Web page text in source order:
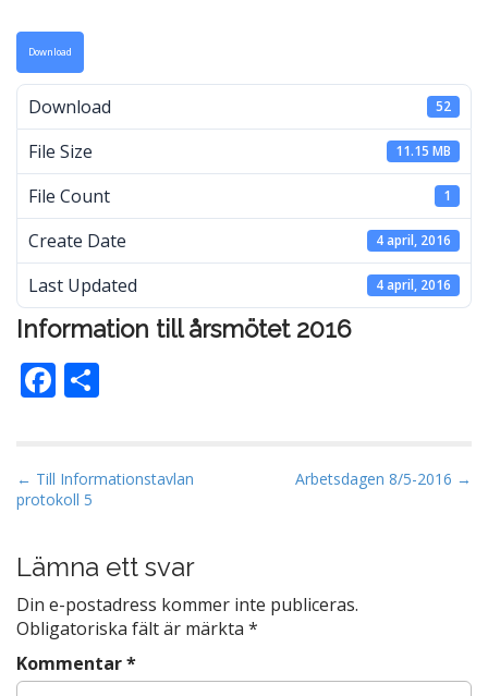
Download
Download 52
File Size 11.15 MB
File Count 1
Create Date 4 april, 2016
Last Updated 4 april, 2016
Information till årsmötet 2016
F
b
o
o
k
P
o
t
n
a
v
i
← Till Informationstavlan
protokoll 5
Arbetsdagen 8/5-2016 →
Lämna ett svar
Din e-postadress kommer inte publiceras.
Obligatoriska fält är märkta *
Kommentar*